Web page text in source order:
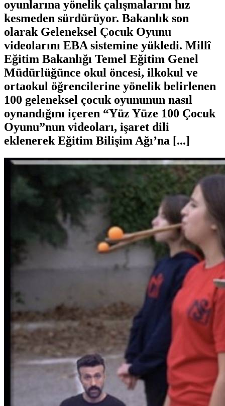
oyunlarına yönelik çalışmalarını hız
kesmeden sürdürüyor. Bakanlık son
olarak Geleneksel Çocuk Oyunu
videolarını EBA sistemine yükledi. Millî
Eğitim Bakanlığı Temel Eğitim Genel
Müdürlüğünce okul öncesi, ilkokul ve
ortaokul öğrencilerine yönelik belirlenen
100 geleneksel çocuk oyununun nasıl
oynandığını içeren “Yüz Yüze 100 Çocuk
Oyunu”nun videoları, işaret dili
eklenerek Eğitim Bilişim Ağı’na [...]